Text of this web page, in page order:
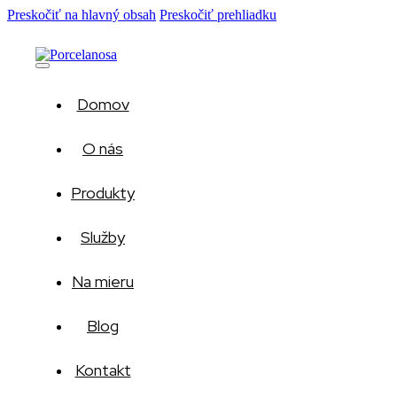
Preskočiť na hlavný obsah Preskočiť prehliadku
Domov
O nás
Produkty
Služby
Na mieru
Blog
Kontakt